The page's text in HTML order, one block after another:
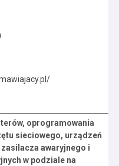
oprogramowania
sieciowego, urządzeń
awaryjnego i
w podziale na